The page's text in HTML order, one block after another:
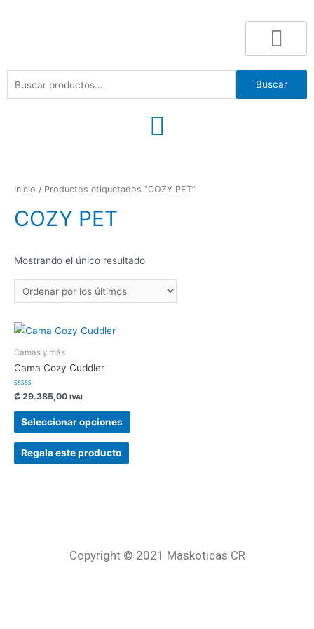
Buscar
Inicio / Productos etiquetados “COZY PET”
COZY PET
Mostrando el único resultado
Camas y más
Cama Cozy Cuddler
Valorado
con
0
de
₡ 29.385,00 IVAI
Seleccionar opciones
Regala este producto
Copyright © 2021 Maskoticas CR